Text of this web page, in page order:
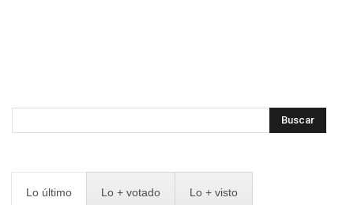
Buscar
Lo último Lo + votado Lo + visto